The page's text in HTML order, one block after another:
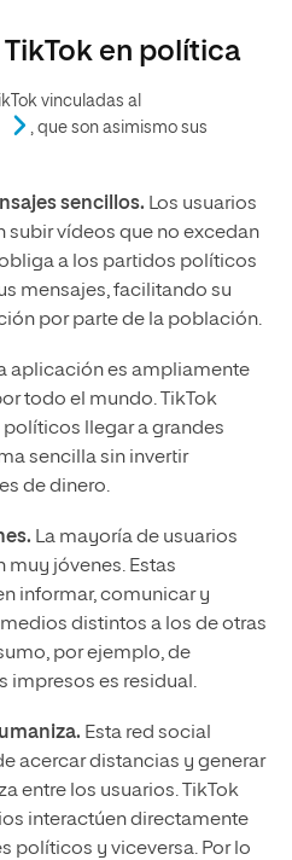
en política
vinculadas al
, que son asimismo sus
sencillos. Los usuarios
subir vídeos que no excedan
a los partidos políticos
mensajes, facilitando su
por parte de la población.
aplicación es ampliamente
todo el mundo. TikTok
llegar a grandes
sencilla sin invertir
de dinero.
La mayoría de usuarios
muy jóvenes. Estas
informar, comunicar y
distintos a los de otras
por ejemplo, de
impresos es residual.
Esta red social
acercar distancias y generar
entre los usuarios. TikTok
interactúen directamente
políticos y viceversa. Por lo